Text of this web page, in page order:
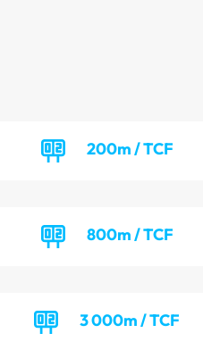
200m / TCF
800m / TCF
3 000m / TCF